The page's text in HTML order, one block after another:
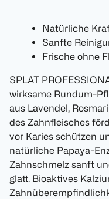
Natürliche
Sanfte
Frische ohne
SPLAT
wirksame Rundum-
aus Lavendel,
des Zahnfleisches
vor Karies schützen
natürliche Papaya-
Zahnschmelz sanft
glatt. Bioaktives